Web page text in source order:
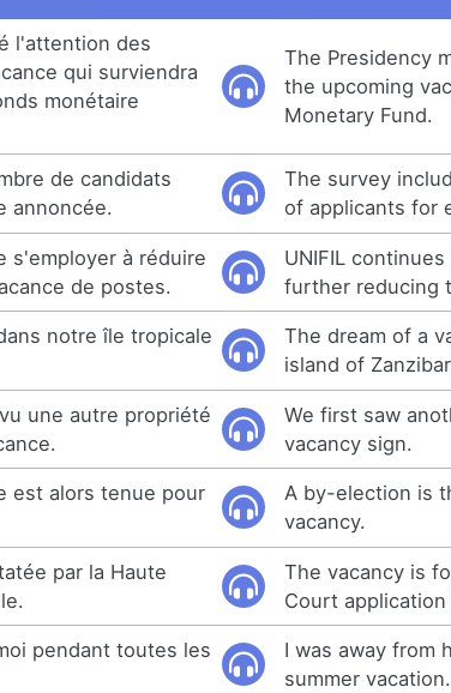
l'attention des
qui surviendra
monétaire
The Presidency
the upcoming
Monetary Fund.
de candidats
annoncée.
The survey
of applicants for
s'employer à réduire
de postes.
UNIFIL
further reducing
notre île tropicale
The dream of a
island of
une autre propriété
We first saw
vacancy sign.
est alors tenue pour
A by-election is
vacancy.
par la Haute
The vacancy is
Court
pendant toutes les
I was away from
summer vacation.